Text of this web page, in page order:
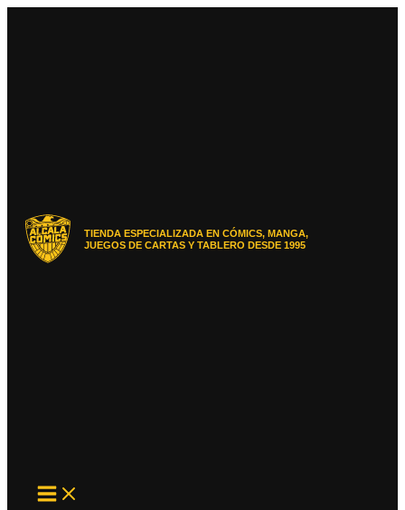
TIENDA ESPECIALIZADA EN CÓMICS, MANGA,
JUEGOS DE CARTAS Y TABLERO DESDE 1995
MAIN
MENU